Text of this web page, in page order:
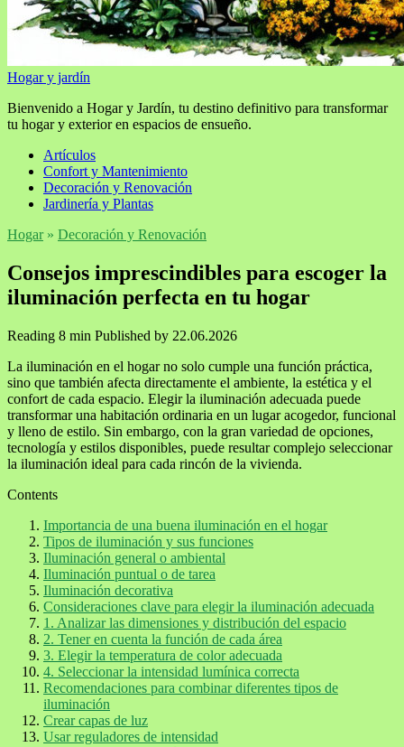
Hogar y jardín
Bienvenido a Hogar y Jardín, tu destino definitivo para transformar
tu hogar y exterior en espacios de ensueño.
Artículos
Confort y Mantenimiento
Decoración y Renovación
Jardinería y Plantas
Hogar» Decoración y Renovación
Consejos imprescindibles para escoger la
iluminación perfecta en tu hogar
Reading 8 min Published by 22.06.2026
La iluminación en el hogar no solo cumple una función práctica,
sino que también afecta directamente el ambiente, la estética y el
confort de cada espacio. Elegir la iluminación adecuada puede
transformar una habitación ordinaria en un lugar acogedor, funcional
y lleno de estilo. Sin embargo, con la gran variedad de opciones,
tecnología y estilos disponibles, puede resultar complejo seleccionar
la iluminación ideal para cada rincón de la vivienda.
Contents
Importancia de una buena iluminación en el hogar
Tipos de iluminación y sus funciones
Iluminación general o ambiental
Iluminación puntual o de tarea
Iluminación decorativa
Consideraciones clave para elegir la iluminación adecuada
1. Analizar las dimensiones y distribución del espacio
2. Tener en cuenta la función de cada área
3. Elegir la temperatura de color adecuada
4. Seleccionar la intensidad lumínica correcta
Recomendaciones para combinar diferentes tipos de
iluminación
Crear capas de luz
Usar reguladores de intensidad